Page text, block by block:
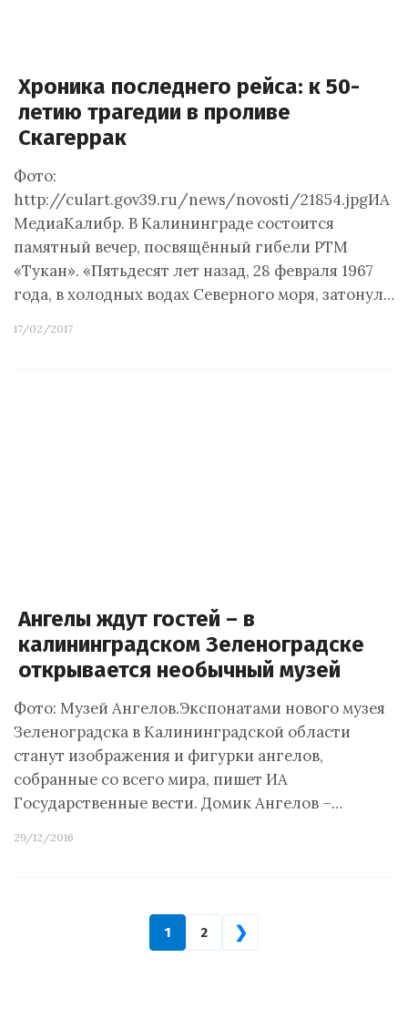
Хроника последнего рейса: к 50-
летию трагедии в проливе
Скагеррак
Фото:
http://culart.gov39.ru/news/novosti/21854.jpgИА
МедиаКалибр. В Калининграде состоится
памятный вечер, посвящённый гибели РТМ
«Тукан». «Пятьдесят лет назад, 28 февраля 1967
года, в холодных водах Северного моря, затонул…
17/02/2017
Ангелы ждут гостей – в
калининградском Зеленоградске
открывается необычный музей
Фото: Музей Ангелов.Экспонатами нового музея
Зеленоградска в Калининградской области
станут изображения и фигурки ангелов,
собранные со всего мира, пишет ИА
Государственные вести. Домик Ангелов –…
29/12/2016
1 2 ❯